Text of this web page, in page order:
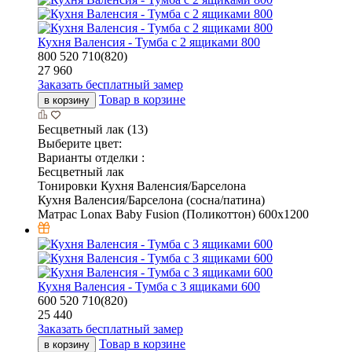
Кухня Валенсия - Тумба с 2 ящиками 800
800 520 710(820)
27 960
Заказать бесплатный замер
в корзину Товар в корзине
Бесцветный лак (13)
Выберите цвет:
Варианты отделки :
Бесцветный лак
Тонировки Кухня Валенсия/Барселона
Кухня Валенсия/Барселона (сосна/патина)
Матрас Lonax Baby Fusion (Поликоттон) 600х1200
Кухня Валенсия - Тумба с 3 ящиками 600
600 520 710(820)
25 440
Заказать бесплатный замер
в корзину Товар в корзине